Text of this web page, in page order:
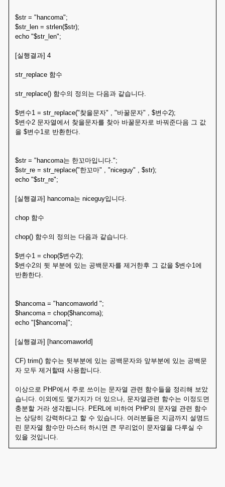
$str = "hancoma";
$str_len = strlen($str);
echo "$str_len";
[실행결과] 4
str_replace 함수
str_replace() 함수의 정의는 다음과 같습니다.
$변수1 = str_replace("찾을문자" , "바꿀문자" , $변수2);
$변수2 문자열에서 찾을문자를 찾아 바꿀문자로 바꿔준다음 그 값
을 $변수1로 반환한다.
$str = "hancoma는 한꼬마입니다.";
$str_re = str_replace("한꼬마" , "niceguy" , $str);
echo "$str_re";
[실행결과] hancoma는 niceguy입니다.
chop 함수
chop() 함수의 정의는 다음과 같습니다.
$변수1 = chop($변수2);
$변수2의 뒷 부분에 있는 공백문자를 제거한후 그 값을 $변수1에
반환한다.
$hancoma = "hancomaworld ";
$hancoma = chop($hancoma);
echo "[$hancoma]";
[실행결과] [hancomaworld]
CF) trim() 함수는 뒷부분에 있는 공백문자와 앞부분에 있는 공백문
자 모두 제거할때 사용합니다.
이상으로 PHP에서 주로 쓰이는 문자열 관련 함수들을 정리해 보았
습니다. 이외에도 몇가지가 더 있으나, 문자열관련 함수는 이정도면
충분할 거라 생각됩니다. PERL에 비하여 PHP의 문자열 관련 함수
는 상당히 강력하다고 할 수 있습니다. 여러분들은 지금까지 설명드
린 문자열 함수만 마스터 하시면 큰 무리없이 문자열을 다루실 수
있을 것입니다.